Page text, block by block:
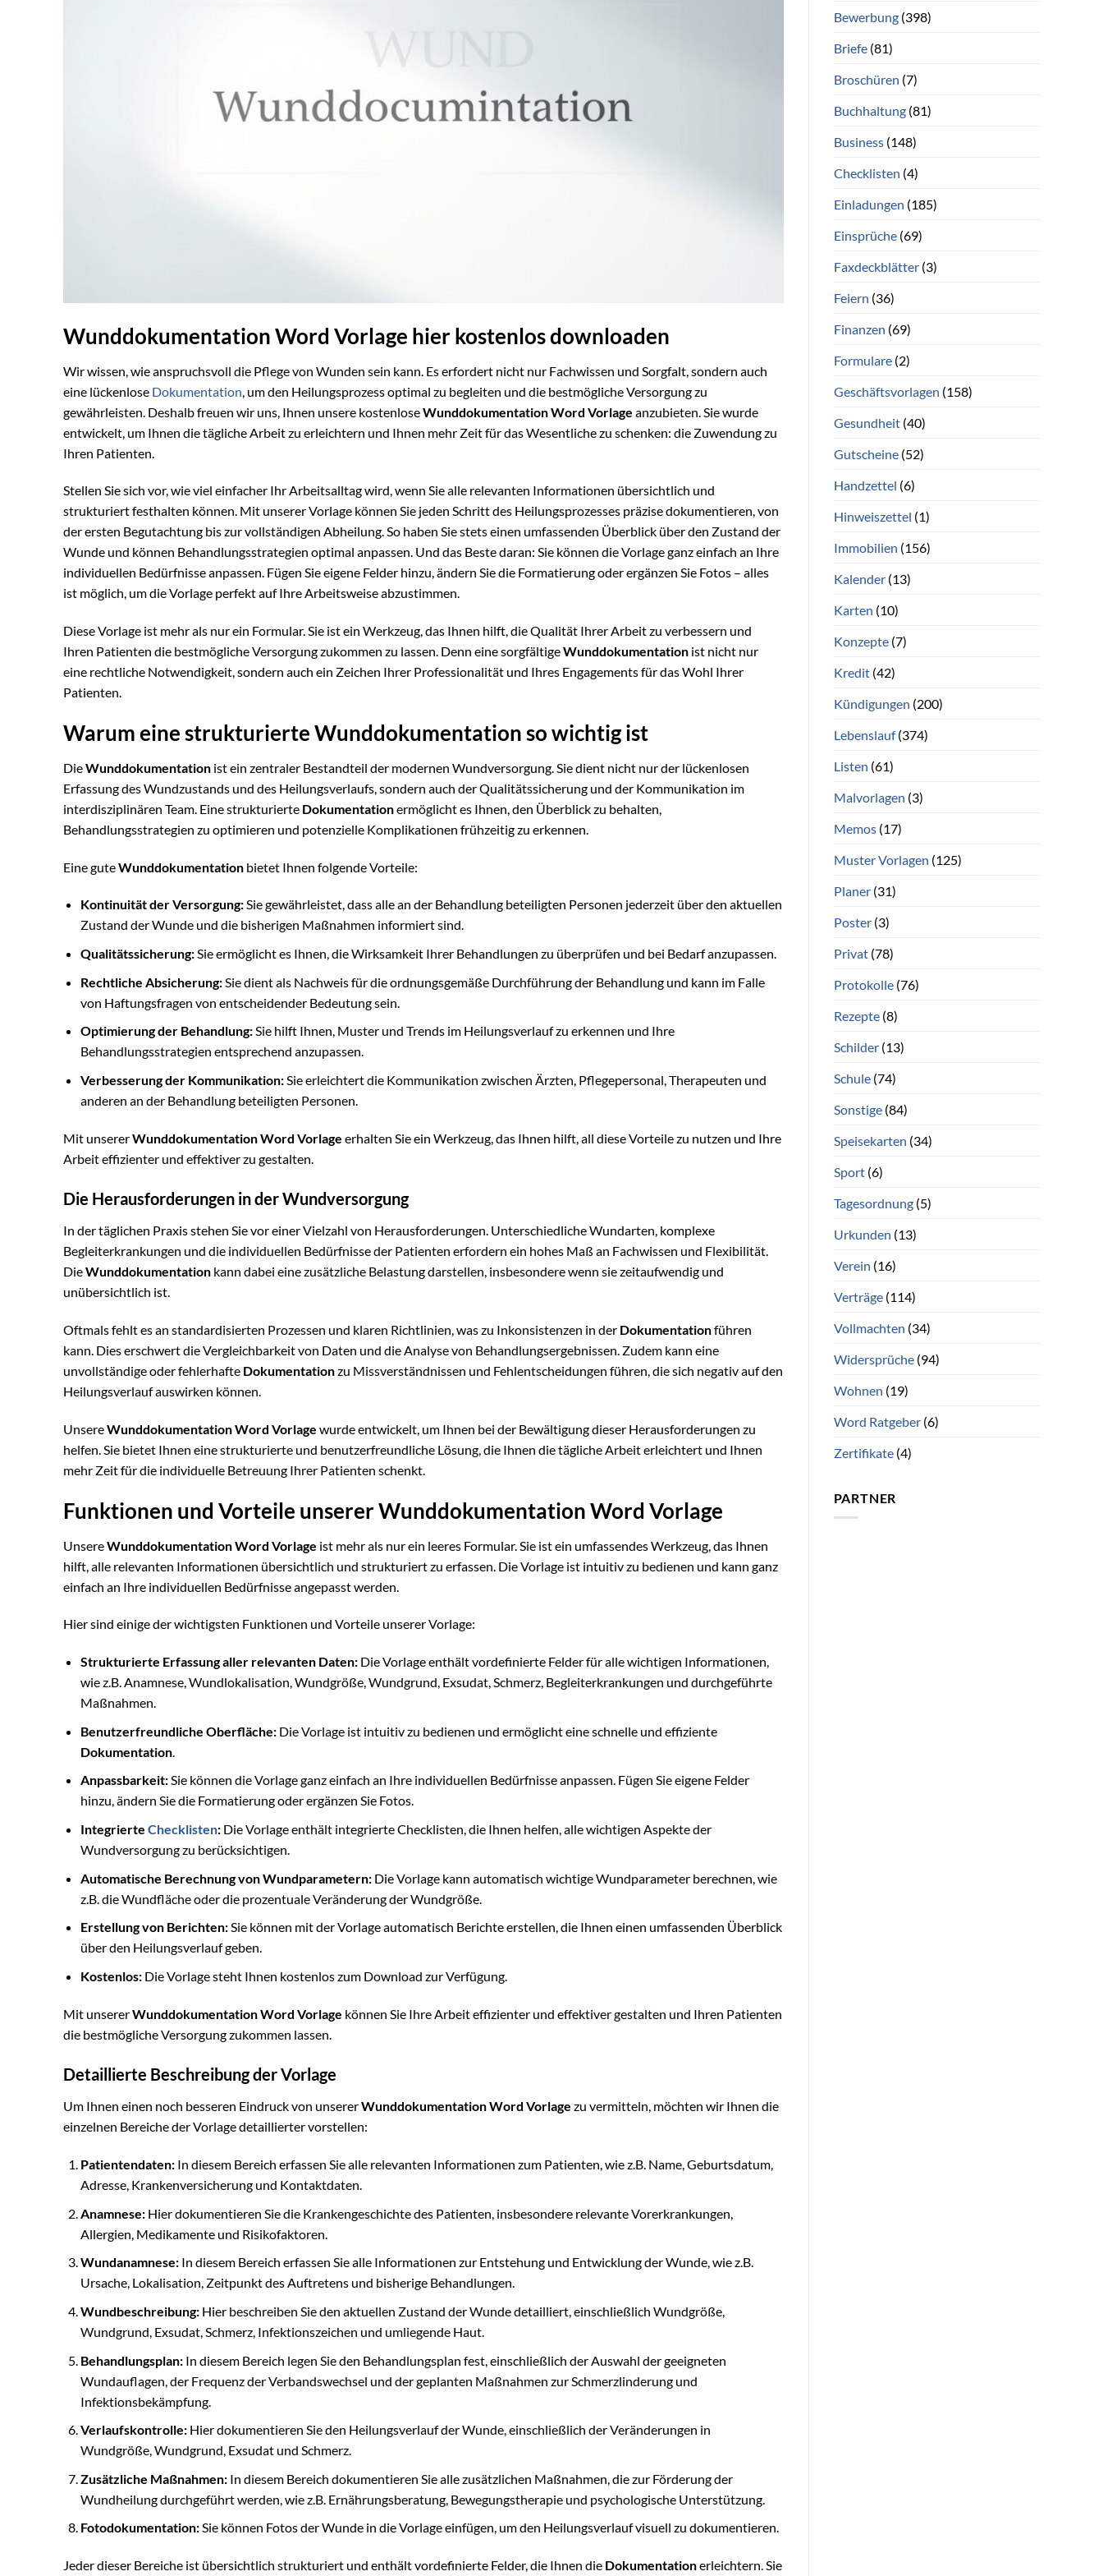
Wunddokumentation Word Vorlage hier kostenlos downloaden
Wir wissen, wie anspruchsvoll die Pflege von Wunden sein kann. Es erfordert nicht nur Fachwissen und Sorgfalt, sondern auch
eine lückenlose Dokumentation , um den Heilungsprozess optimal zu begleiten und die bestmögliche Versorgung zu
gewährleisten. Deshalb freuen wir uns, Ihnen unsere kostenloseWunddokumentation Word Vorlage anzubieten. Sie wurde
entwickelt, um Ihnen die tägliche Arbeit zu erleichtern und Ihnen mehr Zeit für das Wesentliche zu schenken: die Zuwendung zu
Ihren Patienten.
Stellen Sie sich vor, wie viel einfacher Ihr Arbeitsalltag wird, wenn Sie alle relevanten Informationen übersichtlich und
strukturiert festhalten können. Mit unserer Vorlage können Sie jeden Schritt des Heilungsprozesses präzise dokumentieren, von
der ersten Begutachtung bis zur vollständigen Abheilung. So haben Sie stets einen umfassenden Überblick über den Zustand der
Wunde und können Behandlungsstrategien optimal anpassen. Und das Beste daran: Sie können die Vorlage ganz einfach an Ihre
individuellen Bedürfnisse anpassen. Fügen Sie eigene Felder hinzu, ändern Sie die Formatierung oder ergänzen Sie Fotos – alles
ist möglich, um die Vorlage perfekt auf Ihre Arbeitsweise abzustimmen.
Diese Vorlage ist mehr als nur ein Formular. Sie ist ein Werkzeug, das Ihnen hilft, die Qualität Ihrer Arbeit zu verbessern und
Ihren Patienten die bestmögliche Versorgung zukommen zu lassen. Denn eine sorgfältigeWunddokumentation ist nicht nur
eine rechtliche Notwendigkeit, sondern auch ein Zeichen Ihrer Professionalität und Ihres Engagements für das Wohl Ihrer
Patienten.
Warum eine strukturierte Wunddokumentation so wichtig ist
DieWunddokumentation ist ein zentraler Bestandteil der modernen Wundversorgung. Sie dient nicht nur der lückenlosen
Erfassung des Wundzustands und des Heilungsverlaufs, sondern auch der Qualitätssicherung und der Kommunikation im
interdisziplinären Team. Eine strukturierte Dokumentationermöglicht es Ihnen, den Überblick zu behalten,
Behandlungsstrategien zu optimieren und potenzielle Komplikationen frühzeitig zu erkennen.
Eine guteWunddokumentation bietet Ihnen folgende Vorteile:
Kontinuität der Versorgung:Sie gewährleistet, dass alle an der Behandlung beteiligten Personen jederzeit über den aktuellen
Zustand der Wunde und die bisherigen Maßnahmen informiert sind.
Qualitätssicherung:Sie ermöglicht es Ihnen, die Wirksamkeit Ihrer Behandlungen zu überprüfen und bei Bedarf anzupassen.
Rechtliche Absicherung:Sie dient als Nachweis für die ordnungsgemäße Durchführung der Behandlung und kann im Falle
von Haftungsfragen von entscheidender Bedeutung sein.
Optimierung der Behandlung:Sie hilft Ihnen, Muster und Trends im Heilungsverlauf zu erkennen und Ihre
Behandlungsstrategien entsprechend anzupassen.
Verbesserung der Kommunikation:Sie erleichtert die Kommunikation zwischen Ärzten, Pflegepersonal, Therapeuten und
anderen an der Behandlung beteiligten Personen.
Mit unsererWunddokumentation Word Vorlage erhalten Sie ein Werkzeug, das Ihnen hilft, all diese Vorteile zu nutzen und Ihre
Arbeit effizienter und effektiver zu gestalten.
Die Herausforderungen in der Wundversorgung
In der täglichen Praxis stehen Sie vor einer Vielzahl von Herausforderungen. Unterschiedliche Wundarten, komplexe
Begleiterkrankungen und die individuellen Bedürfnisse der Patienten erfordern ein hohes Maß an Fachwissen und Flexibilität.
DieWunddokumentation kann dabei eine zusätzliche Belastung darstellen, insbesondere wenn sie zeitaufwendig und
unübersichtlich ist.
Oftmals fehlt es an standardisierten Prozessen und klaren Richtlinien, was zu Inkonsistenzen in der Dokumentationführen
kann. Dies erschwert die Vergleichbarkeit von Daten und die Analyse von Behandlungsergebnissen. Zudem kann eine
unvollständige oder fehlerhafte Dokumentationzu Missverständnissen und Fehlentscheidungen führen, die sich negativ auf den
Heilungsverlauf auswirken können.
UnsereWunddokumentation Word Vorlage wurde entwickelt, um Ihnen bei der Bewältigung dieser Herausforderungen zu
helfen. Sie bietet Ihnen eine strukturierte und benutzerfreundliche Lösung, die Ihnen die tägliche Arbeit erleichtert und Ihnen
mehr Zeit für die individuelle Betreuung Ihrer Patienten schenkt.
Funktionen und Vorteile unserer Wunddokumentation Word Vorlage
UnsereWunddokumentation Word Vorlage ist mehr als nur ein leeres Formular. Sie ist ein umfassendes Werkzeug, das Ihnen
hilft, alle relevanten Informationen übersichtlich und strukturiert zu erfassen. Die Vorlage ist intuitiv zu bedienen und kann ganz
einfach an Ihre individuellen Bedürfnisse angepasst werden.
Hier sind einige der wichtigsten Funktionen und Vorteile unserer Vorlage:
Strukturierte Erfassung aller relevanten Daten:Die Vorlage enthält vordefinierte Felder für alle wichtigen Informationen,
wie z.B. Anamnese, Wundlokalisation, Wundgröße, Wundgrund, Exsudat, Schmerz, Begleiterkrankungen und durchgeführte
Maßnahmen.
Benutzerfreundliche Oberfläche:Die Vorlage ist intuitiv zu bedienen und ermöglicht eine schnelle und effiziente
Dokumentation.
Anpassbarkeit:Sie können die Vorlage ganz einfach an Ihre individuellen Bedürfnisse anpassen. Fügen Sie eigene Felder
hinzu, ändern Sie die Formatierung oder ergänzen Sie Fotos.
Integrierte Checklisten:Die Vorlage enthält integrierte Checklisten, die Ihnen helfen, alle wichtigen Aspekte der
Wundversorgung zu berücksichtigen.
Automatische Berechnung von Wundparametern:Die Vorlage kann automatisch wichtige Wundparameter berechnen, wie
z.B. die Wundfläche oder die prozentuale Veränderung der Wundgröße.
Erstellung von Berichten:Sie können mit der Vorlage automatisch Berichte erstellen, die Ihnen einen umfassenden Überblick
über den Heilungsverlauf geben.
Kostenlos:Die Vorlage steht Ihnen kostenlos zum Download zur Verfügung.
Mit unsererWunddokumentation Word Vorlage können Sie Ihre Arbeit effizienter und effektiver gestalten und Ihren Patienten
die bestmögliche Versorgung zukommen lassen.
Detaillierte Beschreibung der Vorlage
Um Ihnen einen noch besseren Eindruck von unsererWunddokumentation Word Vorlage zu vermitteln, möchten wir Ihnen die
einzelnen Bereiche der Vorlage detaillierter vorstellen:
Patientendaten:In diesem Bereich erfassen Sie alle relevanten Informationen zum Patienten, wie z.B. Name, Geburtsdatum,
Adresse, Krankenversicherung und Kontaktdaten.
Anamnese:Hier dokumentieren Sie die Krankengeschichte des Patienten, insbesondere relevante Vorerkrankungen,
Allergien, Medikamente und Risikofaktoren.
Wundanamnese:In diesem Bereich erfassen Sie alle Informationen zur Entstehung und Entwicklung der Wunde, wie z.B.
Ursache, Lokalisation, Zeitpunkt des Auftretens und bisherige Behandlungen.
Wundbeschreibung:Hier beschreiben Sie den aktuellen Zustand der Wunde detailliert, einschließlich Wundgröße,
Wundgrund, Exsudat, Schmerz, Infektionszeichen und umliegende Haut.
Behandlungsplan:In diesem Bereich legen Sie den Behandlungsplan fest, einschließlich der Auswahl der geeigneten
Wundauflagen, der Frequenz der Verbandswechsel und der geplanten Maßnahmen zur Schmerzlinderung und
Infektionsbekämpfung.
Verlaufskontrolle:Hier dokumentieren Sie den Heilungsverlauf der Wunde, einschließlich der Veränderungen in
Wundgröße, Wundgrund, Exsudat und Schmerz.
Zusätzliche Maßnahmen:In diesem Bereich dokumentieren Sie alle zusätzlichen Maßnahmen, die zur Förderung der
Wundheilung durchgeführt werden, wie z.B. Ernährungsberatung, Bewegungstherapie und psychologische Unterstützung.
Fotodokumentation:Sie können Fotos der Wunde in die Vorlage einfügen, um den Heilungsverlauf visuell zu dokumentieren.
Jeder dieser Bereiche ist übersichtlich strukturiert und enthält vordefinierte Felder, die Ihnen die Dokumentationerleichtern. Sie
Bewerbung(398)
Briefe(81)
Broschüren (7)
Buchhaltung(81)
Business(148)
Checklisten (4)
Einladungen (185)
Einsprüche(69)
Faxdeckblätter(3)
Feiern (36)
Finanzen (69)
Formulare(2)
Geschäftsvorlagen (158)
Gesundheit(40)
Gutscheine(52)
Handzettel (6)
Hinweiszettel (1)
Immobilien (156)
Kalender(13)
Karten (10)
Konzepte(7)
Kredit(42)
Kündigungen (200)
Lebenslauf(374)
Listen (61)
Malvorlagen (3)
Memos(17)
Muster Vorlagen (125)
Planer(31)
Poster(3)
Privat(78)
Protokolle(76)
Rezepte(8)
Schilder(13)
Schule(74)
Sonstige(84)
Speisekarten (34)
Sport(6)
Tagesordnung(5)
Urkunden (13)
Verein (16)
Verträge(114)
Vollmachten (34)
Widersprüche(94)
Wohnen (19)
Word Ratgeber(6)
Zertifikate(4)
PARTNER